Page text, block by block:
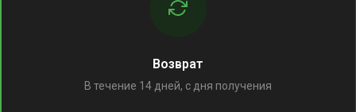
Возврат
В течение 14 дней, с дня получения